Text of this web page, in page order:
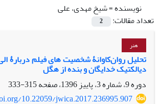
نویسنده =شیخ مهدی، علی
تعداد مقالات:
2
هنر
دیالکتیک خدایگان و بنده از هگل
دوره 9، شماره 3، پاییز 1396، صفحه
315-333
10.22059/jwica.2017.236995.907